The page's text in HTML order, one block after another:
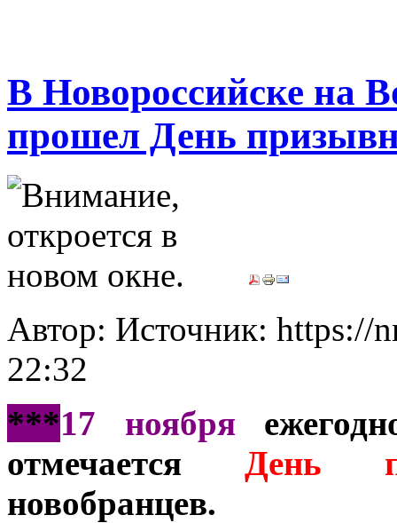
В Новороссийске на
прошел День
Автор: Источник: https://
22:32
***17 ноября
отмечается День
новобранцев.